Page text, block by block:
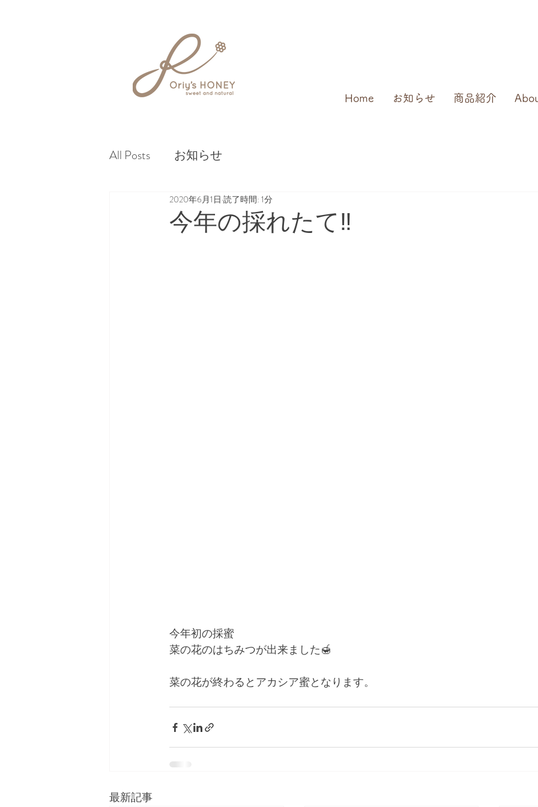
Home お知らせ 商品紹介
All Posts お知らせ
今年の採れたて‼
2020年6月1日 読了時間: 1分
今年初の採蜜
菜の花のはちみつが出来ました🍯
菜の花が終わるとアカシア蜜となります。
最新記事